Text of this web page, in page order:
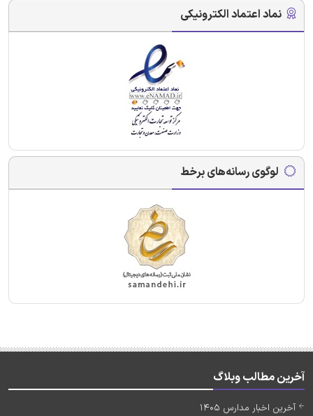
نماد اعتماد الکترونیکی
لوگوی رسانه‌های برخط
آخرین مطالب وبلاگ
آخرین اخبار مدارس 1405